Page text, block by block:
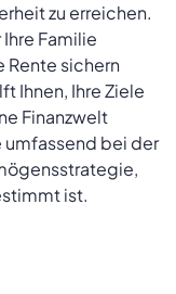
zu erreichen.
Familie
Rente sichern
Ihnen, Ihre Ziele
Finanzwelt
umfassend bei der
ist.